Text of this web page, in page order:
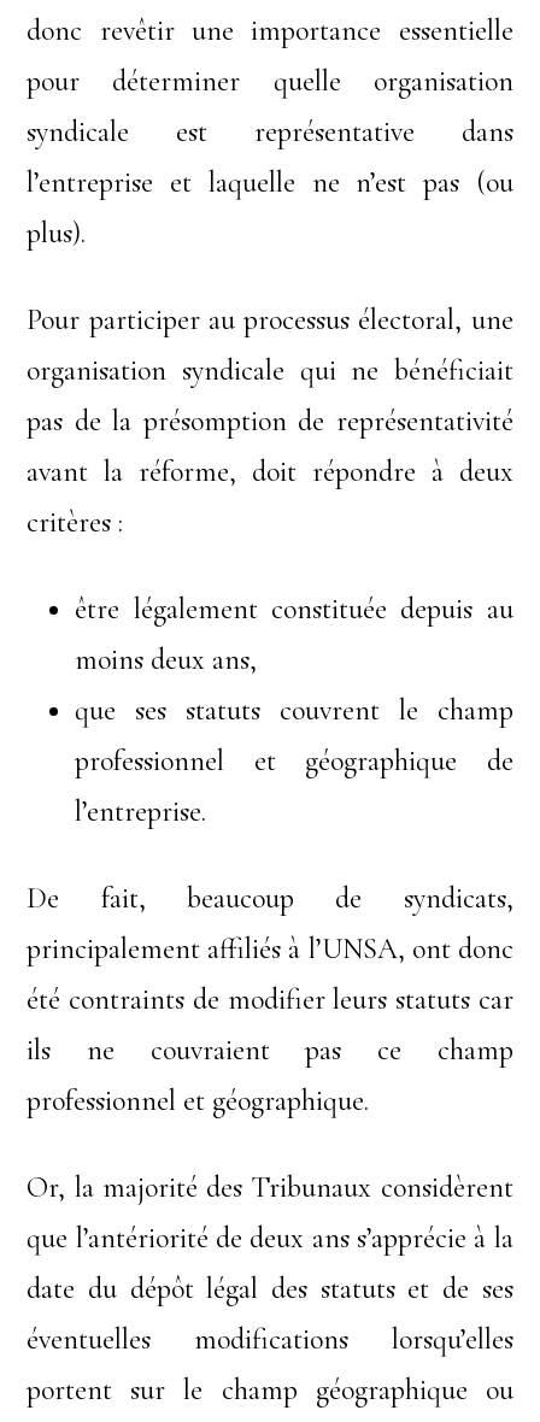
donc revêtir une importance essentielle
pour déterminer quelle organisation
syndicale est représentative dans
l’entreprise et laquelle ne n’est pas (ou
plus).
Pour participer au processus électoral, une
organisation syndicale qui ne bénéficiait
pas de la présomption de représentativité
avant la réforme, doit répondre à deux
critères :
être légalement constituée depuis au
moins deux ans,
que ses statuts couvrent le champ
professionnel et géographique de
l’entreprise.
De fait, beaucoup de syndicats,
principalement affiliés à l’UNSA, ont donc
été contraints de modifier leurs statuts car
ils ne couvraient pas ce champ
professionnel et géographique.
Or, la majorité des Tribunaux considèrent
que l’antériorité de deux ans s’apprécie à la
date du dépôt légal des statuts et de ses
éventuelles modifications lorsqu’elles
portent sur le champ géographique ou